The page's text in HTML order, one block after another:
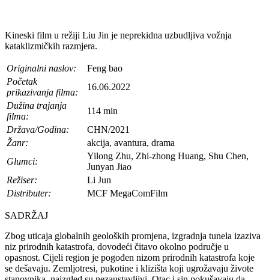
Kineski film u režiji Liu Jin je neprekidna uzbudljiva vožnja
kataklizmičkih razmjera.
Originalni naslov:
Feng bao
Početak
prikazivanja filma:
16.06.2022
Dužina trajanja
filma:
114 min
Država/Godina:
CHN/2021
Žanr:
akcija, avantura, drama
Glumci:
Yilong Zhu, Zhi-zhong Huang, Shu Chen,
Junyan Jiao
Režiser:
Li Jun
Distributer:
MCF MegaComFilm
SADRŽAJ
Zbog uticaja globalnih geoloških promjena, izgradnja tunela izaziva
niz prirodnih katastrofa, dovodeći čitavo okolno područje u
opasnost. Cijeli region je pogođen nizom prirodnih katastrofa koje
se dešavaju. Zemljotresi, pukotine i klizišta koji ugrožavaju živote